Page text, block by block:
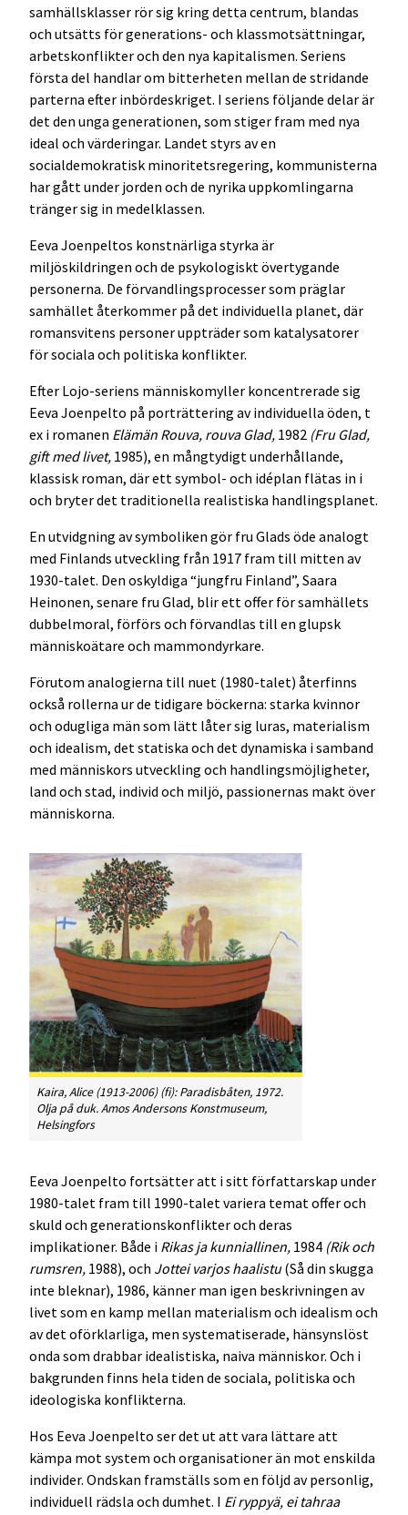
samhällsklasser rör sig kring detta centrum, blandas
och utsätts för generations- och klassmotsättningar,
arbetskonflikter och den nya kapitalismen. Seriens
första del handlar om bitterheten mellan de stridande
parterna efter inbördeskriget. I seriens följande delar är
det den unga generationen, som stiger fram med nya
ideal och värderingar. Landet styrs av en
socialdemokratisk minoritetsregering, kommunisterna
har gått under jorden och de nyrika uppkomlingarna
tränger sig in medelklassen.
Eeva Joenpeltos konstnärliga styrka är
miljöskildringen och de psykologiskt övertygande
personerna. De förvandlingsprocesser som präglar
samhället återkommer på det individuella planet, där
romansvitens personer uppträder som katalysatorer
för sociala och politiska konflikter.
Efter Lojo-seriens människomyller koncentrerade sig
Eeva Joenpelto på porträttering av individuella öden, t
ex i romanen Elämän Rouva, rouva Glad, 1982 (Fru Glad,
gift med livet, 1985), en mångtydigt underhållande,
klassisk roman, där ett symbol- och idéplan flätas in i
och bryter det traditionella realistiska handlingsplanet.
En utvidgning av symboliken gör fru Glads öde analogt
med Finlands utveckling från 1917 fram till mitten av
1930-talet. Den oskyldiga “jungfru Finland”, Saara
Heinonen, senare fru Glad, blir ett offer för samhällets
dubbelmoral, förförs och förvandlas till en glupsk
människoätare och mammondyrkare.
Förutom analogierna till nuet (1980-talet) återfinns
också rollerna ur de tidigare böckerna: starka kvinnor
och odugliga män som lätt låter sig luras, materialism
och idealism, det statiska och det dynamiska i samband
med människors utveckling och handlingsmöjligheter,
land och stad, individ och miljö, passionernas makt över
människorna.
Kaira, Alice (1913-2006) (fi): Paradisbåten, 1972.
Olja på duk. Amos Andersons Konstmuseum,
Helsingfors
Eeva Joenpelto fortsätter att i sitt författarskap under
1980-talet fram till 1990-talet variera temat offer och
skuld och generationskonflikter och deras
implikationer. Både i Rikas ja kunniallinen, 1984 (Rik och
rumsren, 1988), och Jottei varjos haalistu(Så din skugga
inte bleknar), 1986, känner man igen beskrivningen av
livet som en kamp mellan materialism och idealism och
av det oförklarliga, men systematiserade, hänsynslöst
onda som drabbar idealistiska, naiva människor. Och i
bakgrunden finns hela tiden de sociala, politiska och
ideologiska konflikterna.
Hos Eeva Joenpelto ser det ut att vara lättare att
kämpa mot system och organisationer än mot enskilda
individer. Ondskan framställs som en följd av personlig,
individuell rädsla och dumhet. I Ei ryppyä, ei tahraa